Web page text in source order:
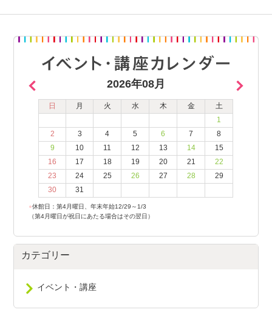
2026年08月
日 月 火 水 木 金
土
1
2
3 4 5 6 7
8
9
10 11 12 13 14
15
16
17 18 19 20 21
22
23
24 25 26 27 28
29
30
31
●休館日：第4月曜日、年末年始12/29～1/3
（第4月曜日が祝日にあたる場合はその翌日）
カテゴリー
イベント・講座